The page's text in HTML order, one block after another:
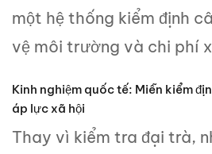
một hệ thống kiểm định
vệ môi trường và chi phí
Kinh nghiệm quốc tế: Miễn kiểm
áp lực xã hội
Thay vì kiểm tra đại trà,